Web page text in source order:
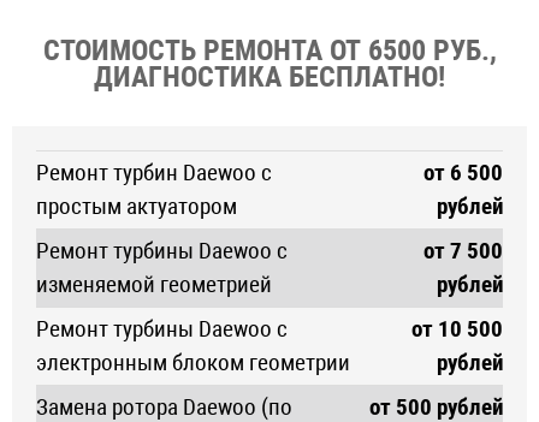
СТОИМОСТЬ РЕМОНТА ОТ 6500 РУБ.,
ДИАГНОСТИКА БЕСПЛАТНО!
Ремонт турбин Daewoo с
простым актуатором
от 6 500
рублей
Ремонт турбины Daewoo с
изменяемой геометрией
от 7 500
рублей
Ремонт турбины Daewoo с
электронным блоком геометрии
от 10 500
рублей
Замена ротора Daewoo (по
от 500 рублей